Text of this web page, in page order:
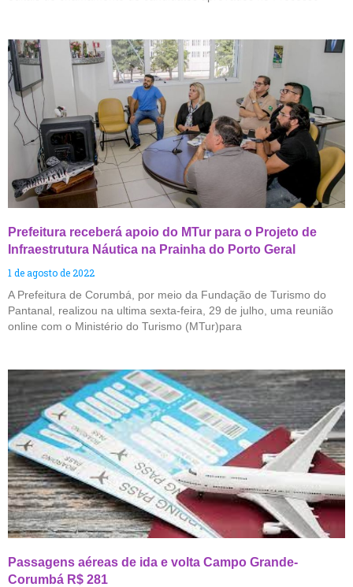
Prefeitura receberá apoio do MTur para o Projeto de
Infraestrutura Náutica na Prainha do Porto Geral
1 de agosto de 2022
A Prefeitura de Corumbá, por meio da Fundação de Turismo do
Pantanal, realizou na ultima sexta-feira, 29 de julho, uma reunião
online com o Ministério do Turismo (MTur)para
Passagens aéreas de ida e volta Campo Grande-
Corumbá R$ 281